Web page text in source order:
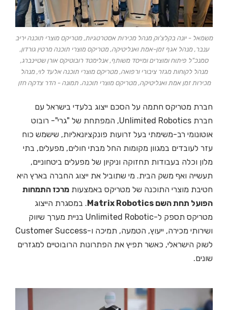
משמאל - יונה בקלצ'וק מנהל מכירות אסטרטגיות, מטריקס מוצרי תוכנה יריב
ענבר, מנהל אגף זמן-אמת ואנליטיקה, מטריקס מוצרי תוכנה מרטין גורדון,
סמנכ"ל פיתוח ומוצרים ומייסד משותף, אנלימטד רובוטיקס אורן שטיינברג,
מנהל לקוחות מגזר ציבורי ורפואה, מטריקס מוצרי תוכנה אלעד לוי, מנהל
מכירות זמן אמת ואנליטיקה, מטריקס מוצרי תוכנה. תמונה - הדר צדקה חזן
חברת מטריקס חתמה על הסכם ייצוג בלעדי בישראל עם
חברת Unlimited Robotics, המפתחת של "גרי"- רובוט
אוטונומי רב-משימתי בעל זרועות פונקציונאליות, שישמש כוח
עזר לעובדים במגוון מקומות החל מבתי חולים, מפעלים, בתי
מלון וכלה בעבודות תחזוקה וניקיון של מפעלים ביטחוניים,
תעשייה ואף משק הבית. מי שתוביל את ייצוג החברה בארץ היא
חטיבת מוצרי התוכנה של מטריקס באמצעות מרכז התמחות
הפועל תחת השם Matrix Robotics
. במסגרת הייצוג
מטריקס תספק ל-Unlimited Robotic בניית מערך שיווק
ושירותי מכירה, ייעוץ, הטמעה, תמיכה ו-Customer Success
לשוק הישראלי, כאשר תפיץ את הפתרונות הרובוטיים למגזרים
שונים.